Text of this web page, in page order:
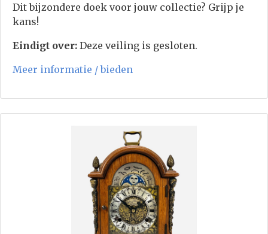
Dit bijzondere doek voor jouw collectie? Grijp je
kans!
Eindigt over: Deze veiling is gesloten.
Meer informatie / bieden